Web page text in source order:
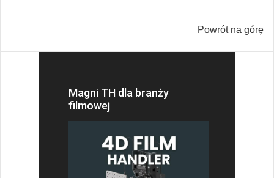
Powrót na górę
Magni TH dla branży
filmowej